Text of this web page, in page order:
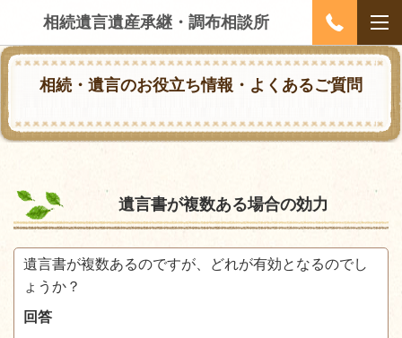
相続遺言遺産承継・調布相談所
相続・遺言のお役立ち情報・よくあるご質問
遺言書が複数ある場合の効力
遺言書が複数あるのですが、どれが有効となるのでし
ょうか？
回答